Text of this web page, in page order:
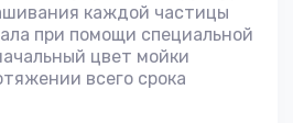
каждой частицы
при помощи специальной
цвет мойки
всего срока